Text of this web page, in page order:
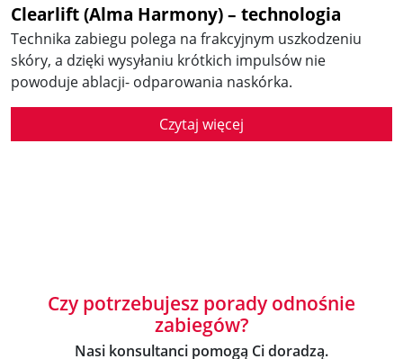
Clearlift (Alma Harmony) – technologia
Technika zabiegu polega na frakcyjnym uszkodzeniu
skóry, a dzięki wysyłaniu krótkich impulsów nie
powoduje ablacji- odparowania naskórka.
Czytaj więcej
Czy potrzebujesz porady odnośnie
zabiegów?
Nasi konsultanci pomogą Ci doradzą.